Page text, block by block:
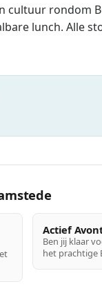
cultuur
lunch. Alle
Actief
Ben jij klaar
het prachtige